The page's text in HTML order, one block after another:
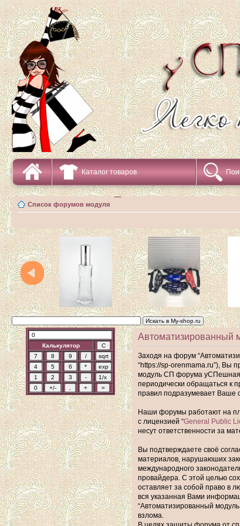
Каталог товаров
Список форумов модуля
Калькулятор
Заходя на форум
“https://sp-orenmama.ru”), Вы
модуль СП форума уСПешная
периодически обращаться к
правил подразумевает Ваше
Наши форумы работают на
с лицензией “General Public
несут ответственности за
Вы подтверждаете своё
материалов, нарушаюших
международного
провайдера. С этой целью
оставляет за собой право в
вся указанная Вами
“Автоматизированный
взлома.